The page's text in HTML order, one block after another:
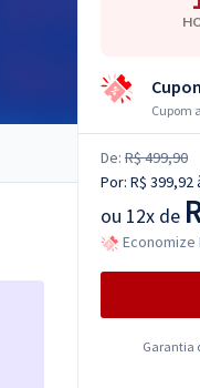
Cupom
De: R$ 499,90
Por: R$ 399,92
ou 12x de
Economize
Garantia